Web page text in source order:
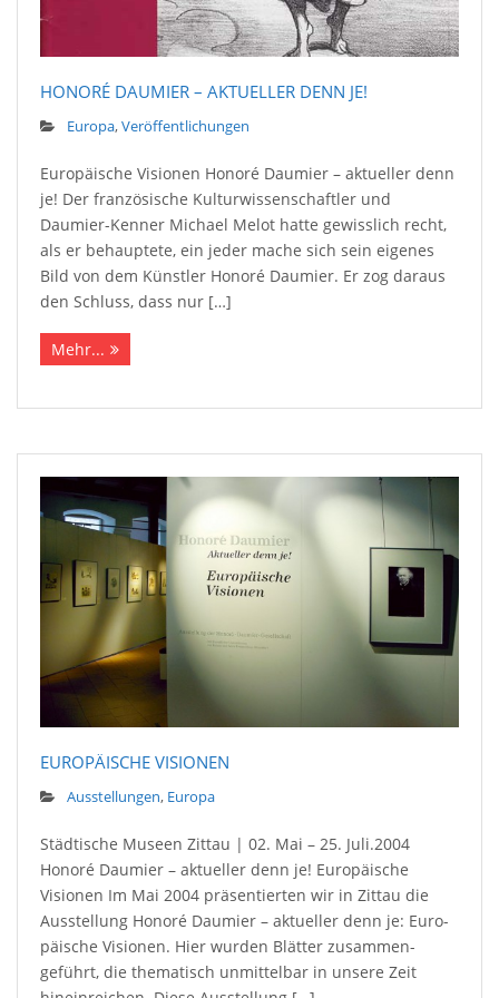
HONORÉ DAUMIER – AKTUELLER DENN JE!
Europa,Veröffentlichungen
Europäische Visionen Honoré Daumier – aktueller denn
je! Der französische Kulturwissenschaftler und
Daumier-Kenner Michael Melot hatte gewisslich recht,
als er behauptete, ein jeder mache sich sein eigenes
Bild von dem Künstler Honoré Daumier. Er zog daraus
den Schluss, dass nur […]
Mehr...
EUROPÄISCHE VISIONEN
Ausstellungen, Europa
Städtische Museen Zittau | 02. Mai – 25. Juli.2004
Honoré Daumier – aktueller denn je! Europäische
Visionen Im Mai 2004 präsentierten wir in Zittau die
Aus­stellung Honoré Daumier – ak­tu­eller denn je: Eu­ro­
pä­ische Vi­sionen. Hier wurden Blätter zu­sammen­
geführt, die the­matisch unmit­tel­bar in unsere Zeit